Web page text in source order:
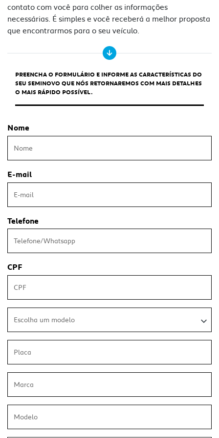
contato com você para colher as informações
necessárias. É simples e você receberá a melhor proposta
que encontrarmos para o seu veículo.
PREENCHA O FORMULÁRIO E INFORME AS CARACTERÍSTICAS DO
SEU SEMINOVO QUE NÓS RETORNAREMOS COM MAIS DETALHES
O MAIS RÁPIDO POSSÍVEL.
Nome
E-mail
Telefone
CPF
Escolha um modelo